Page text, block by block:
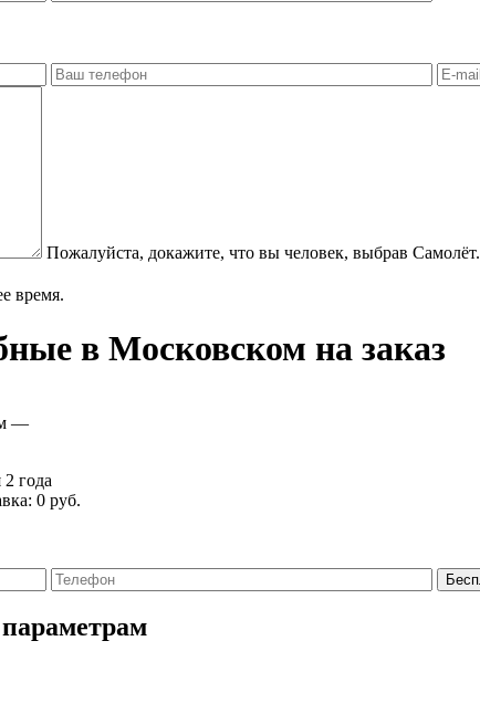
Пожалуйста, докажите, что вы человек, выбрав Самолёт.
время.
в Московском на заказ
—
2 года
0 руб.